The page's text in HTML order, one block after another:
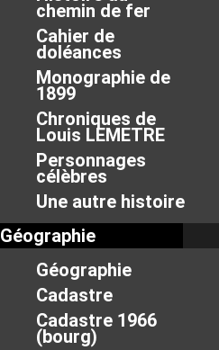
chemin de fer
Cahier de
doléances
Monographie de
1899
Chroniques de
Louis LEMETRE
Personnages
célèbres
Une autre histoire
Géographie
Géographie
Cadastre
Cadastre 1966
(bourg)